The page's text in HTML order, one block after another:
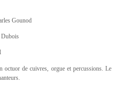
Gounod
Dubois
octuor de cuivres, orgue et percussions. Le